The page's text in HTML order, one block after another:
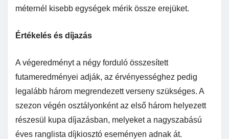
méternél kisebb egységek mérik össze erejüket.
Értékelés és díjazás
A végeredményt a négy forduló összesített
futameredményei adják, az érvényességhez pedig
legalább három megrendezett verseny szükséges. A
szezon végén osztályonként az első három helyezett
részesül kupa díjazásban, melyeket a nagyszabású
éves ranglista díjkiosztó eseményen adnak át.